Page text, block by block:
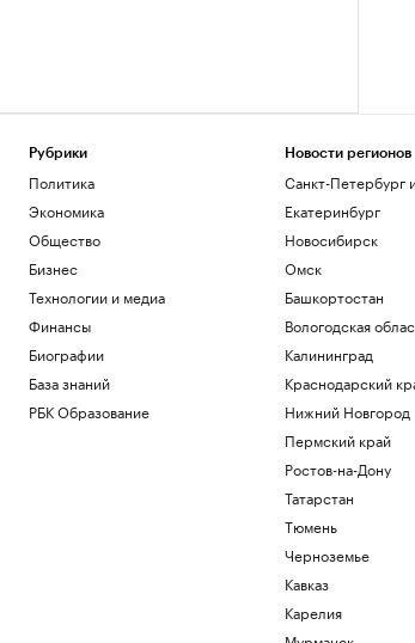
Рубрики
Политика
Экономика
Общество
Бизнес
Технологии и медиа
Финансы
Биографии
База знаний
РБК Образование
Новости регионов
Санкт-Петербург
Екатеринбург
Новосибирск
Омск
Башкортостан
Вологодская
Калининград
Краснодарский
Нижний Новгород
Пермский край
Ростов-на-Дону
Татарстан
Тюмень
Черноземье
Кавказ
Карелия